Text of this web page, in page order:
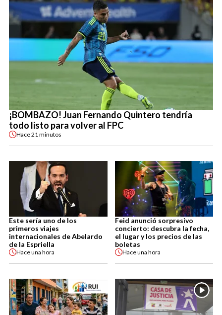
¡BOMBAZO! Juan Fernando Quintero tendría
todo listo para volver al FPC
Hace21 minutos
Este sería uno de los
primeros viajes
internacionales de Abelardo
de la Espriella
Haceuna hora
Feid anunció sorpresivo
concierto: descubra la fecha,
el lugar y los precios de las
boletas
Haceuna hora